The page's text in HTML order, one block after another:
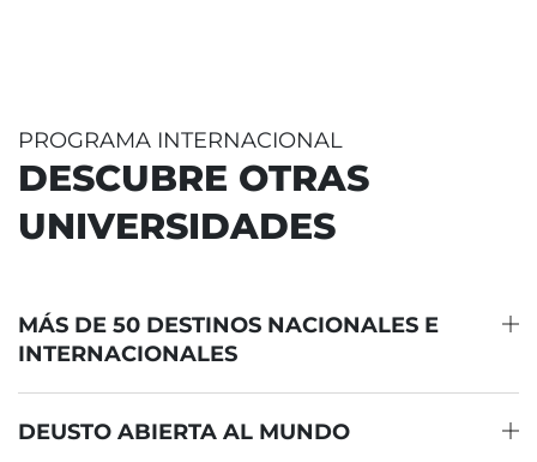
PROGRAMA INTERNACIONAL
DESCUBRE OTRAS
UNIVERSIDADES
MÁS DE 50 DESTINOS NACIONALES E
INTERNACIONALES
DEUSTO ABIERTA AL MUNDO